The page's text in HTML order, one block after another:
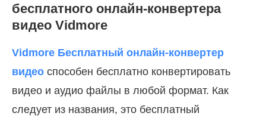
бесплатного онлайн-конвертера
видео Vidmore
Vidmore Бесплатный онлайн-конвертер
видео способен бесплатно конвертировать
видео и аудио файлы в любой формат. Как
следует из названия, это бесплатный